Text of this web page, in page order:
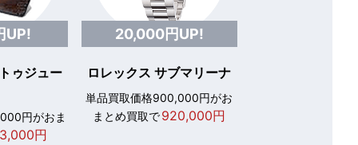
UP!
ゥジュー
円がおま
円
20,000円UP!
ロレックス サブマリーナ
単品買取価格900,000円がお
まとめ買取で920,000円